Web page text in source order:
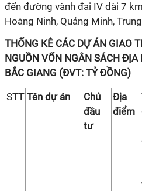
đến đường vành đai IV dài 7
Hoàng Ninh, Quảng Minh,
THỐNG KÊ CÁC DỰ ÁN GIAO
NGUỒN VỐN NGÂN SÁCH
BẮC GIANG (ĐVT: TỶ ĐỒNG)
STT Tên dự án
Chủ
đầu
tư
Địa
điểm